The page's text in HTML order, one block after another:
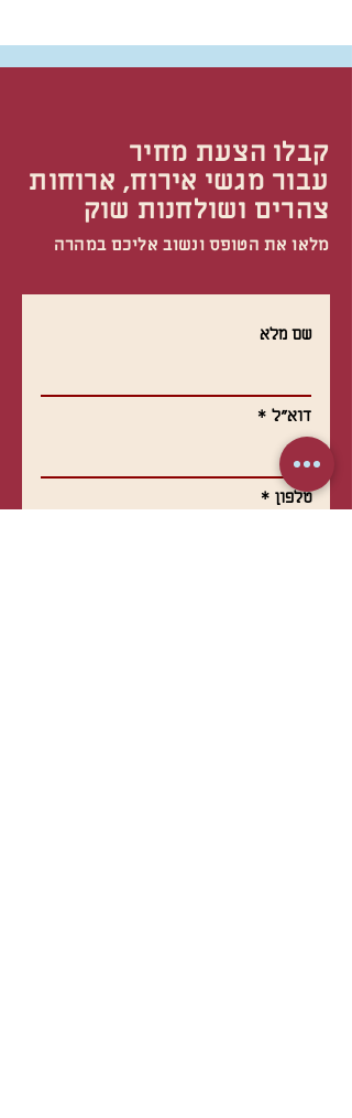
קבלו הצעת מחיר
עבור מגשי אירוח, ארוחות
צהרים ושולחנות שוק
מלאו את הטופס ונשוב אליכם במהרה
שם מלא
דוא"ל
טלפון